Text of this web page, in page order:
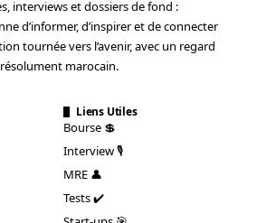
interviews et dossiers de fond :
d’informer, d’inspirer et de connecter
tournée vers l’avenir, avec un regard
marocain.
Liens Utiles
Bourse 💲
Interview 🎙️
MRE 👤
Tests ✔️